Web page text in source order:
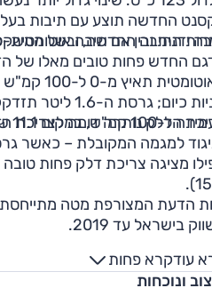
החדשה תוצע עם תיבות
ידנית ובין אם תיבה אוטומטית-
התיבה החדשה, ובשל המשקל
קמ"ש, במקום 11.1 שניות בדגם היוצא.הדלק נותרה דומה לצריכת
הדעת המצורפת מטה מתייחסת
בישראל עד 2019.
עודקרא פחות
ונוכחות